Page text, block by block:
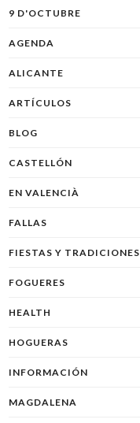
9 D'OCTUBRE
AGENDA
ALICANTE
ARTÍCULOS
BLOG
CASTELLÓN
EN VALENCIÀ
FALLAS
FIESTAS Y TRADICIONES
FOGUERES
HEALTH
HOGUERAS
INFORMACIÓN
MAGDALENA